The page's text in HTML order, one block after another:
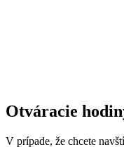
Otváracie
V prípade, že chcete